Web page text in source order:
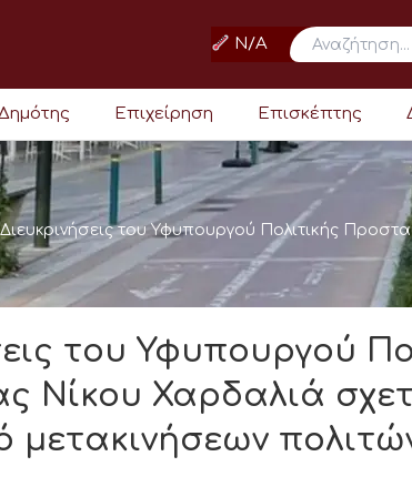
N/A
Επιχείρηση Επισκέπτης
Διευκρινήσεις του Υφυπουργού Πολιτικής
του Υφυπουργού
Νίκου Χαρδαλιά
μετακινήσεων